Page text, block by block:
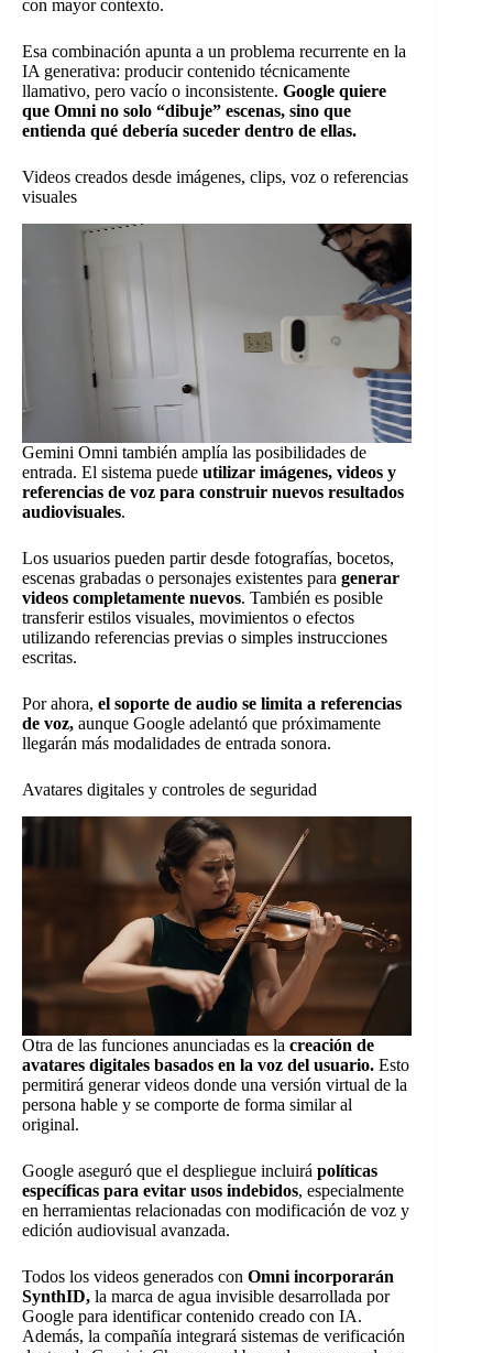
con mayor contexto.
Esa combinación apunta a un problema recurrente en la
IA generativa: producir contenido técnicamente
llamativo, pero vacío o inconsistente. Google quiere
que Omni no solo “dibuje” escenas, sino que
entienda qué debería suceder dentro de ellas.
Videos creados desde imágenes, clips, voz o referencias
visuales
Gemini Omni también amplía las posibilidades de
entrada. El sistema puede utilizar imágenes, videos y
referencias de voz para construir nuevos resultados
audiovisuales.
Los usuarios pueden partir desde fotografías, bocetos,
escenas grabadas o personajes existentes para generar
videos completamente nuevos. También es posible
transferir estilos visuales, movimientos o efectos
utilizando referencias previas o simples instrucciones
escritas.
Por ahora, el soporte de audio se limita a referencias
de voz, aunque Google adelantó que próximamente
llegarán más modalidades de entrada sonora.
Avatares digitales y controles de seguridad
Otra de las funciones anunciadas es la creación de
avatares digitales basados en la voz del usuario. Esto
permitirá generar videos donde una versión virtual de la
persona hable y se comporte de forma similar al
original.
Google aseguró que el despliegue incluirá políticas
específicas para evitar usos indebidos, especialmente
en herramientas relacionadas con modificación de voz y
edición audiovisual avanzada.
Todos los videos generados con Omni incorporarán
SynthID, la marca de agua invisible desarrollada por
Google para identificar contenido creado con IA.
Además, la compañía integrará sistemas de verificación